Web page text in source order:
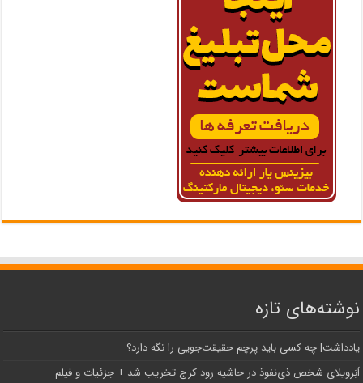
نوشته‌های تازه
یادداشت| ‌چه کسی باید پرچم حقیقت‌جویی را نگه دارد؟
اَبَر‌ویلای شخص ذی‌نفوذ در حاشیه‌ رود کرج تخریب شد + جزئیات و فیلم